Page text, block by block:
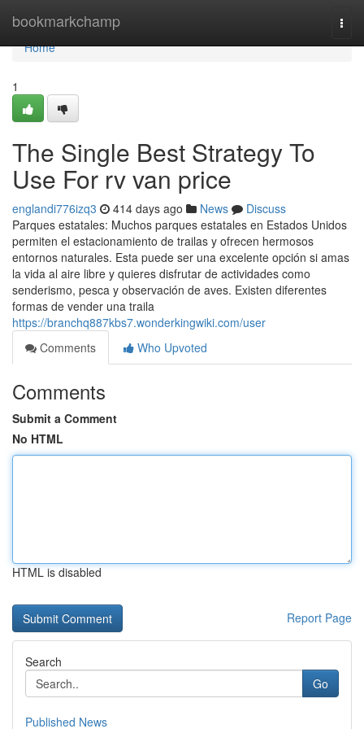
bookmarkchamp
Home
Home
1
The Single Best Strategy To
Use For rv van price
englandi776izq3 414 days ago News
Discuss
Parques estatales: Muchos parques estatales en Estados Unidos
permiten el estacionamiento de trailas y ofrecen hermosos
entornos naturales. Esta puede ser una excelente opción si amas
la vida al aire libre y quieres disfrutar de actividades como
senderismo, pesca y observación de aves. Existen diferentes
formas de vender una traila
https://branchq887kbs7.wonderkingwiki.com/user
Comments
Who Upvoted
Comments
Submit a Comment
No HTML
HTML is disabled
Report Page
Search
Go
Published News